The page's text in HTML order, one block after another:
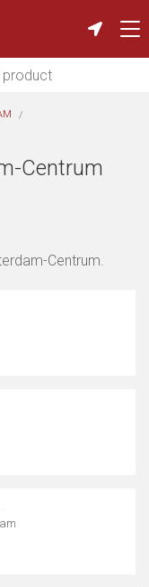
Centrum
Centrum.